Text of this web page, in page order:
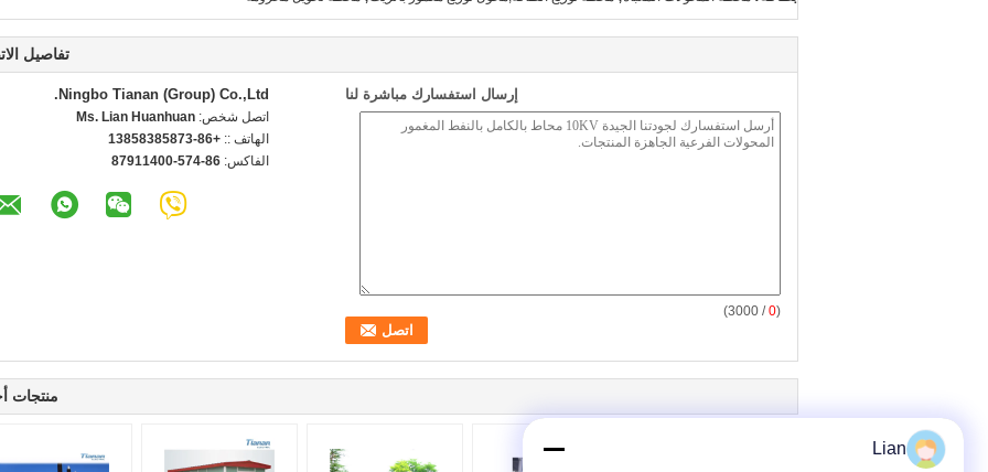
تفاصيل
Ningbo Tianan (Group) Co.,Ltd.
اتصل شخص: Ms. Lian Huanhuan
الهاتف :: +86-13858385873
الفاكس: 86-574-87911400
إرسال استفسارك مباشرة لنا
(
0
/ 3000)
منتجات
Lian